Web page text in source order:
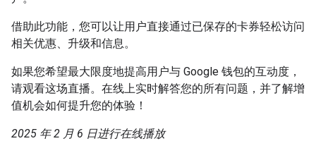
借助此功能，您可以让用户直接通过已保存的卡券轻松访问
相关优惠、升级和信息。
如果您希望最大限度地提高用户与 Google 钱包的互动度，
请观看这场直播。在线上实时解答您的所有问题，并了解增
值机会如何提升您的体验！
2025 年 2 月 6 日进行在线播放